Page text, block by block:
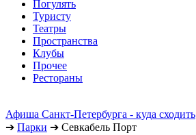
Погулять
Туристу
Театры
Пространства
Клубы
Прочее
Рестораны
Афиша Санкт-Петербурга - куда сходить
➔ Парки ➔ Севкабель Порт